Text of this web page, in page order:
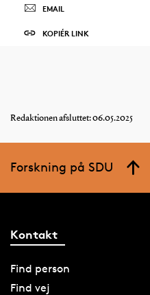
EMAIL
KOPIÉR LINK
Redaktionen afsluttet: 06.05.2025
Forskning på SDU
Kontakt
Find person
Find vej